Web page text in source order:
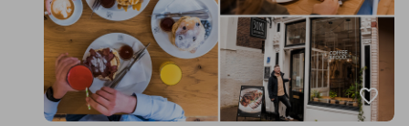
favorite_border